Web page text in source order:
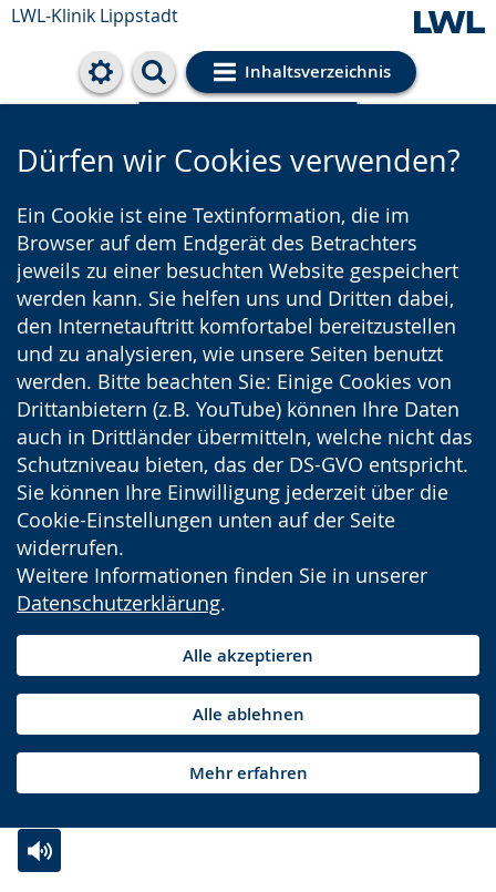
LWL-Klinik Lippstadt
Inhaltsverzeichnis
Cookie-Einstellungen
Dürfen wir Cookies verwenden?
Ein Cookie ist eine Textinformation, die im
Browser auf dem Endgerät des Betrachters
jeweils zu einer besuchten Website gespeichert
werden kann. Sie helfen uns und Dritten dabei,
den Internetauftritt komfortabel bereitzustellen
und zu analysieren, wie unsere Seiten benutzt
werden. Bitte beachten Sie: Einige Cookies von
Drittanbietern (z.B. YouTube) können Ihre Daten
auch in Drittländer übermitteln, welche nicht das
Schutzniveau bieten, das der DS-GVO entspricht.
Sie können Ihre Einwilligung jederzeit über die
Cookie-Einstellungen unten auf der Seite
widerrufen.
Weitere Informationen finden Sie in unserer
Datenschutzerklärung.
Alle akzeptieren
Alle ablehnen
Mehr erfahren